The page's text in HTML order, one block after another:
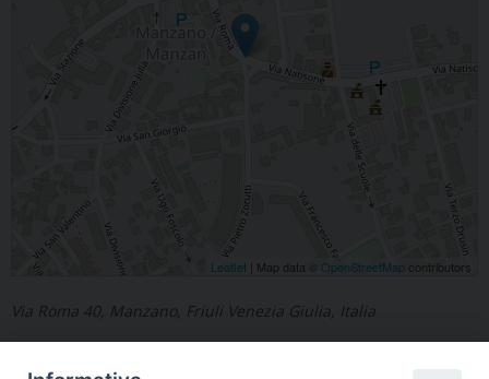
Leaflet | Map data © OpenStreetMap contributors
Via Roma 40, Manzano, Friuli Venezia Giulia, Italia